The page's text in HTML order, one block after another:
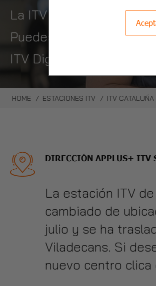
La ITV es más fácil y
Puedes pedir hora en
ITV Digital, pasa la itv
HOME ESTACIONES ITV ITV CATALUÑA
DIRECCIÓN APPLUS+ ITV
La estación ITV
cambiado de
julio y se ha
Viladecans. Si
nuevo centro